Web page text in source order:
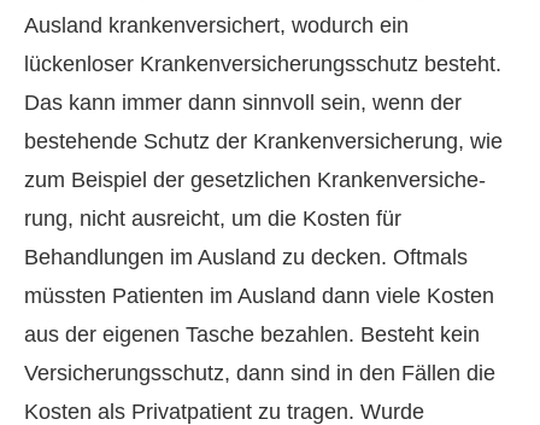
Ausland krankenversichert, wodurch ein
lückenloser Kranken­ver­si­che­rungsschutz besteht.
Das kann immer dann sinnvoll sein, wenn der
bestehende Schutz der Kranken­ver­si­che­rung, wie
zum Beispiel der gesetzlichen Kranken­ver­si­che­
rung, nicht ausreicht, um die Kosten für
Behandlungen im Ausland zu decken. Oftmals
müssten Patienten im Ausland dann viele Kosten
aus der eigenen Tasche bezahlen. Besteht kein
Versicherungsschutz, dann sind in den Fällen die
Kosten als Privatpatient zu tragen. Wurde